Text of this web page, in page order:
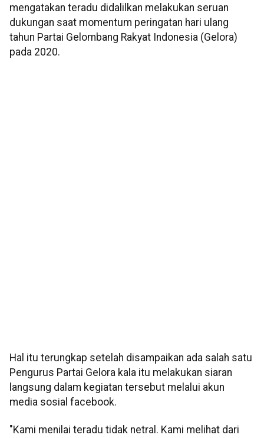
mengatakan teradu didalilkan melakukan seruan
dukungan saat momentum peringatan hari ulang
tahun Partai Gelombang Rakyat Indonesia (Gelora)
pada 2020.
Hal itu terungkap setelah disampaikan ada salah satu
Pengurus Partai Gelora kala itu melakukan siaran
langsung dalam kegiatan tersebut melalui akun
media sosial facebook.
"Kami menilai teradu tidak netral. Kami melihat dari